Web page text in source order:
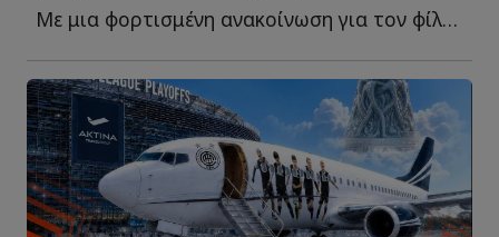
Με μια φορτισμένη ανακοίνωση για τον φίλο της ΑΕΚ που έ...